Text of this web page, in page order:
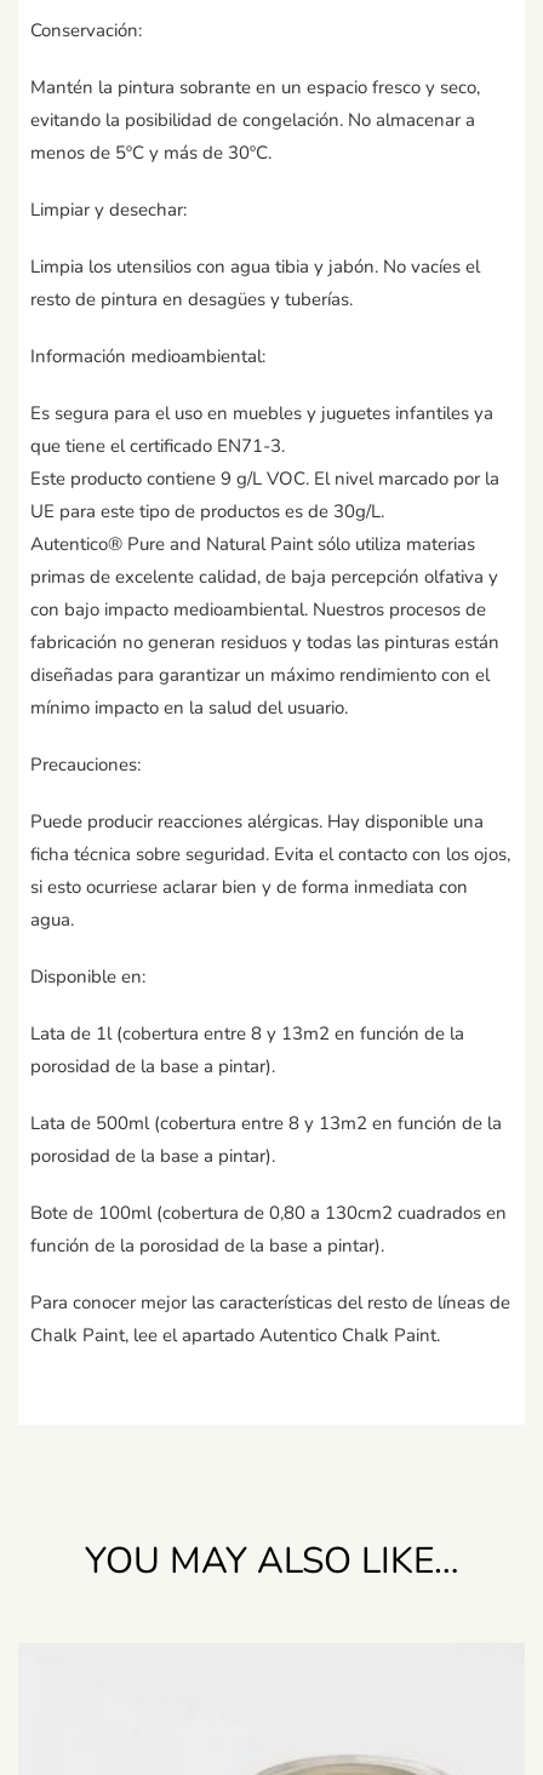
Conservación:
Mantén la pintura sobrante en un espacio fresco y seco,
evitando la posibilidad de congelación. No almacenar a
menos de 5ºC y más de 30ºC.
Limpiar y desechar:
Limpia los utensilios con agua tibia y jabón. No vacíes el
resto de pintura en desagües y tuberías.
Información medioambiental:
Es segura para el uso en muebles y juguetes infantiles ya
que tiene el certificado EN71-3.
Este producto contiene 9 g/L VOC. El nivel marcado por la
UE para este tipo de productos es de 30g/L.
Autentico® Pure and Natural Paint sólo utiliza materias
primas de excelente calidad, de baja percepción olfativa y
con bajo impacto medioambiental. Nuestros procesos de
fabricación no generan residuos y todas las pinturas están
diseñadas para garantizar un máximo rendimiento con el
mínimo impacto en la salud del usuario.
Precauciones:
Puede producir reacciones alérgicas. Hay disponible una
ficha técnica sobre seguridad. Evita el contacto con los ojos,
si esto ocurriese aclarar bien y de forma inmediata con
agua.
Disponible en:
Lata de 1l (cobertura entre 8 y 13m2 en función de la
porosidad de la base a pintar).
Lata de 500ml (cobertura entre 8 y 13m2 en función de la
porosidad de la base a pintar).
Bote de 100ml (cobertura de 0,80 a 130cm2 cuadrados en
función de la porosidad de la base a pintar).
Para conocer mejor las características del resto de líneas de
Chalk Paint, lee el apartado Autentico Chalk Paint.
YOU MAY ALSO LIKE…